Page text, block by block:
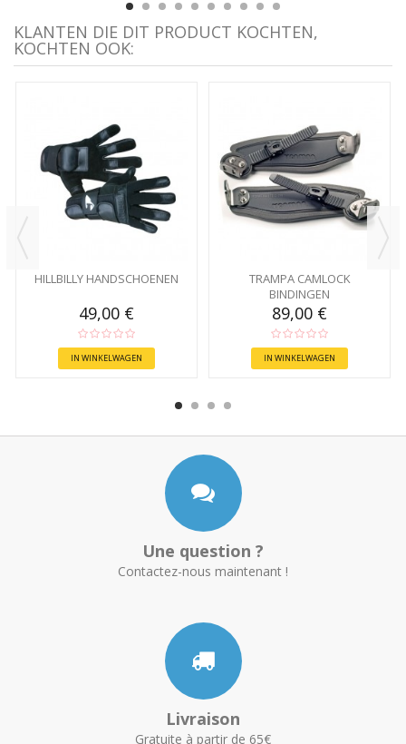
KLANTEN DIE DIT PRODUCT KOCHTEN,
KOCHTEN OOK:
HILLBILLY HANDSCHOENEN
49,00 €
IN WINKELWAGEN
TRAMPA CAMLOCK
BINDINGEN
89,00 €
IN WINKELWAGEN
Une question ?
Contactez-nous maintenant !
Livraison
Gratuite à partir de 65€